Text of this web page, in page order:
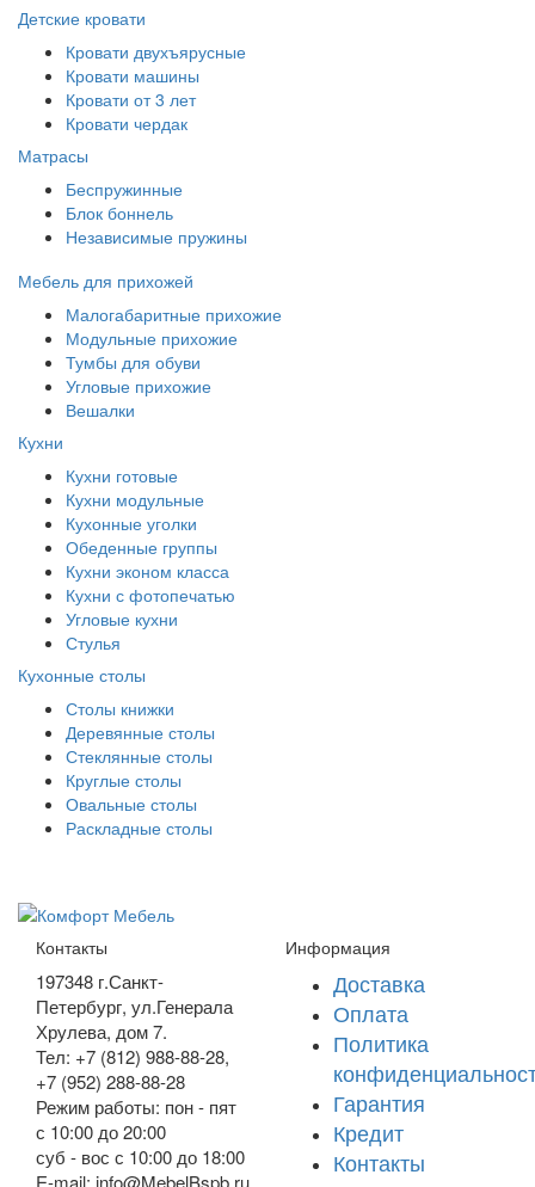
Детские кровати
Кровати двухъярусные
Кровати машины
Кровати от 3 лет
Кровати чердак
Матрасы
Беспружинные
Блок боннель
Независимые пружины
Мебель для прихожей
Малогабаритные прихожие
Модульные прихожие
Тумбы для обуви
Угловые прихожие
Вешалки
Кухни
Кухни готовые
Кухни модульные
Кухонные уголки
Обеденные группы
Кухни эконом класса
Кухни с фотопечатью
Угловые кухни
Стулья
Кухонные столы
Столы книжки
Деревянные столы
Стеклянные столы
Круглые столы
Овальные столы
Раскладные столы
Контакты
197348 г.Санкт-
Петербург, ул.Генерала
Хрулева, дом 7.
Тел: +7 (812) 988-88-28,
+7 (952) 288-88-28
Режим работы: пон - пят
с 10:00 до 20:00
суб - вос с 10:00 до 18:00
E-mail: info@MebelBspb.ru
Информация
Доставка
Оплата
Политика
Гарантия
Кредит
Контакты